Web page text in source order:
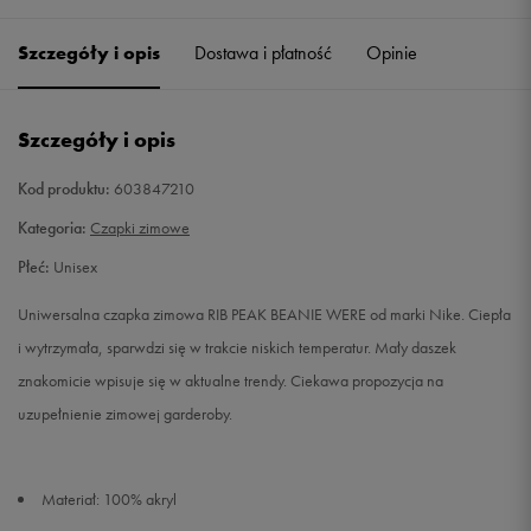
Szczegóły i opis Dostawa i płatność Opinie
Szczegóły i opis
Kod produktu: 603847210
Kategoria: Czapki zimowe
Płeć: Unisex
Uniwersalna czapka zimowa RIB PEAK BEANIE WERE od marki Nike. Ciepła
i wytrzymała, sparwdzi się w trakcie niskich temperatur. Mały daszek
znakomicie wpisuje się w aktualne trendy. Ciekawa propozycja na
uzupełnienie zimowej garderoby.
Materiał: 100% akryl